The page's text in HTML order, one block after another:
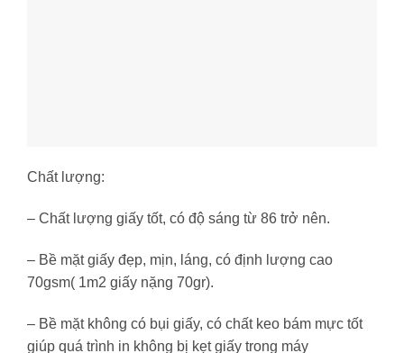
Chất lượng:
– Chất lượng giấy tốt, có độ sáng từ 86 trở nên.
– Bề mặt giấy đẹp, mịn, láng, có định lượng cao
70gsm( 1m2 giấy nặng 70gr).
– Bề mặt không có bụi giấy, có chất keo bám mực tốt
giúp quá trình in không bị kẹt giấy trong máy